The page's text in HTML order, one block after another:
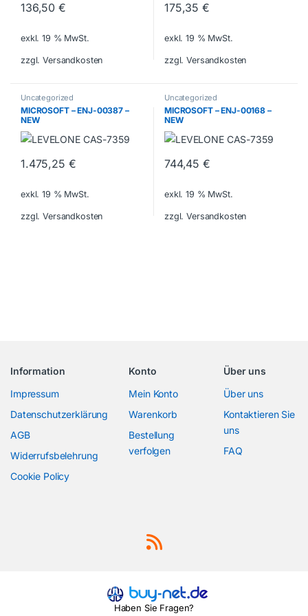
136,50€
exkl. 19 % MwSt.
zzgl. Versandkosten
175,35€
exkl. 19 % MwSt.
zzgl. Versandkosten
Uncategorized
MICROSOFT – ENJ-00387 –
NEW
1.475,25 €
exkl. 19 % MwSt.
zzgl. Versandkosten
Uncategorized
MICROSOFT – ENJ-00168 –
NEW
744,45€
exkl. 19 % MwSt.
zzgl. Versandkosten
Information
Impressum
Datenschutzerklärung
AGB
Widerrufsbelehrung
Cookie Policy
Konto
Mein Konto
Warenkorb
Bestellung
verfolgen
Über uns
Über uns
Kontaktieren Sie
uns
FAQ
Haben Sie Fragen?